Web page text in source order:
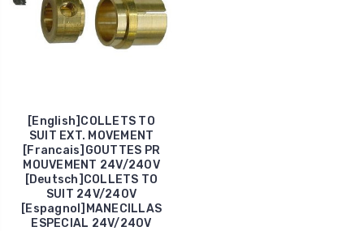
[English]COLLETS TO
SUIT EXT. MOVEMENT
[Francais]GOUTTES PR
MOUVEMENT 24V/240V
[Deutsch]COLLETS TO
SUIT 24V/240V
[Espagnol]MANECILLAS
ESPECIAL 24V/240V